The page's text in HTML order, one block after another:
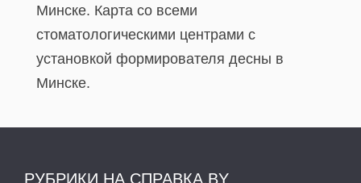
Минске. Карта со всеми
стоматологическими центрами с
установкой формирователя десны в
Минске.
РУБРИКИ НА СПРАВКА.BY